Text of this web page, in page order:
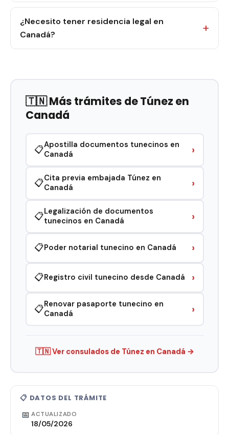
📋 DATOS DEL TRÁMITE
📅 ACTUALIZADO
18/05/2026
¿Necesito tener residencia legal en
Canadá?
🇹🇳 Más trámites de Túnez en
Canadá
📋Apostilla documentos tunecinos en
Canadá
›
📋Cita previa embajada Túnez en
Canadá
›
📋Legalización de documentos
tunecinos en Canadá
›
📋Poder notarial tunecino en Canadá ›
📋Registro civil tunecino desde Canadá ›
📋Renovar pasaporte tunecino en
Canadá
›
🇹🇳 Ver consulados de Túnez en Canadá →